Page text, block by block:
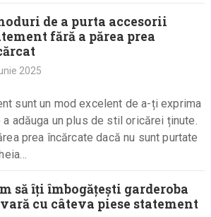
de a purta accesorii
fără a părea prea
2025
sunt un mod excelent de a-ți exprima
adăuga un plus de stil oricărei ținute.
prea încărcate dacă nu sunt purtate
să îți îmbogățești garderoba
cu câteva piese statement